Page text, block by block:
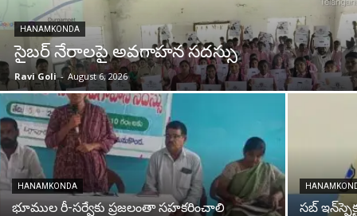
HANAMKONDA
సైబర్ నేరాలపై అవగాహన సదస్సు
Ravi Goli - August 6, 2026
HANAMKONDA
భూముల రీ-సర్వేకు ప్రజలంతా సహకరించాలి సబ్